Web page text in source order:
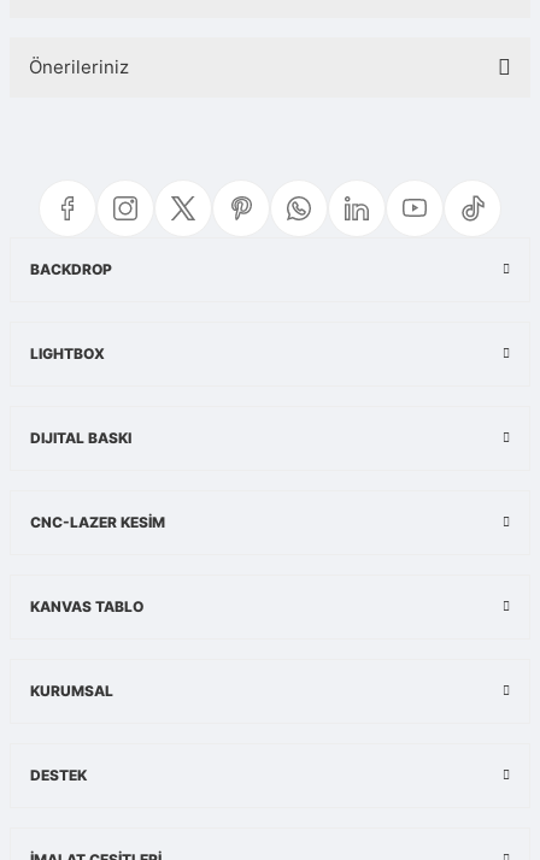
Önerileriniz
Görüş ve önerileriniz için teşekkür ederiz.
Ürün resmi kalitesiz, bozuk veya görüntülenemiyor.
BACKDROP
LIGHTBOX
DIJITAL BASKI
CNC-LAZER KESİM
KANVAS TABLO
KURUMSAL
DESTEK